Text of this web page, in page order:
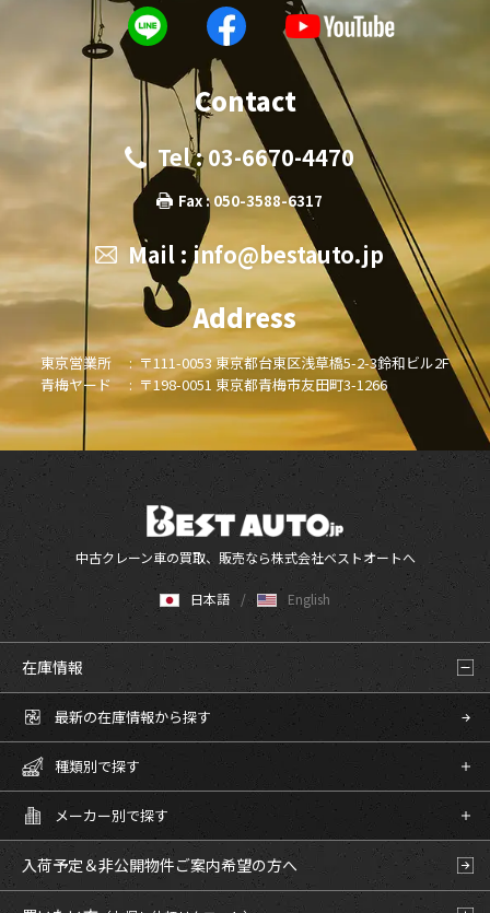
Contact
Tel : 03-6670-4470
Fax : 050-3588-6317
Mail : info@bestauto.jp
Address
東京営業所 : 〒111-0053 東京都台東区浅草橋5-2-3鈴和ビル2F
青梅ヤード : 〒198-0051 東京都青梅市友田町3-1266
中古クレーン車の買取、販売なら株式会社ベストオートへ
日本語 English
在庫情報
最新の在庫情報から探す
種類別で探す
メーカー別で探す
入荷予定＆非公開物件ご案内希望の方へ